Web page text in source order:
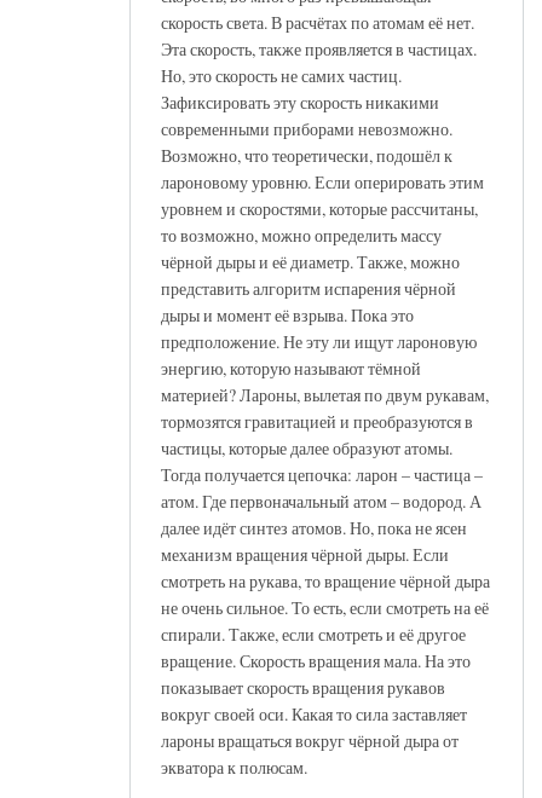
скорость света. В расчётах по атомам её нет.
Эта скорость, также проявляется в частицах.
Но, это скорость не самих частиц.
Зафиксировать эту скорость никакими
современными приборами невозможно.
Возможно, что теоретически, подошёл к
лароновому уровню. Если оперировать этим
уровнем и скоростями, которые рассчитаны,
то возможно, можно определить массу
чёрной дыры и её диаметр. Также, можно
представить алгоритм испарения чёрной
дыры и момент её взрыва. Пока это
предположение. Не эту ли ищут лароновую
энергию, которую называют тёмной
материей? Лароны, вылетая по двум рукавам,
тормозятся гравитацией и преобразуются в
частицы, которые далее образуют атомы.
Тогда получается цепочка: ларон – частица –
атом. Где первоначальный атом – водород. А
далее идёт синтез атомов. Но, пока не ясен
механизм вращения чёрной дыры. Если
смотреть на рукава, то вращение чёрной дыра
не очень сильное. То есть, если смотреть на её
спирали. Также, если смотреть и её другое
вращение. Скорость вращения мала. На это
показывает скорость вращения рукавов
вокруг своей оси. Какая то сила заставляет
лароны вращаться вокруг чёрной дыра от
экватора к полюсам.